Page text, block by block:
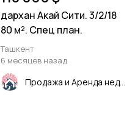
дархан Акай Сити. 3/2/18
80 м². Спец план.
Ташкент
6 месяцев назад